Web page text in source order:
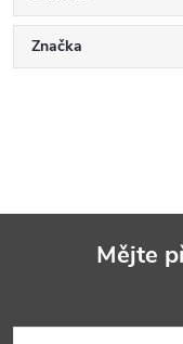
Značka
Mějte